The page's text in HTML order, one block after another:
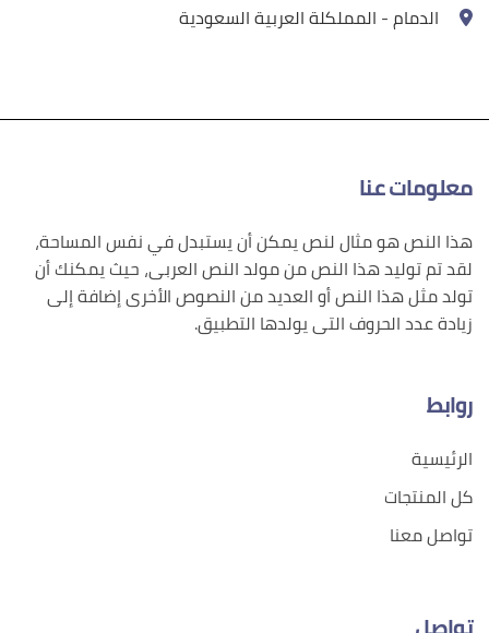
الدمام - المملكلة العربية السعودية
معلومات عنا
هذا النص هو مثال لنص يمكن أن يستبدل في نفس المساحة،
لقد تم توليد هذا النص من مولد النص العربى، حيث يمكنك أن
تولد مثل هذا النص أو العديد من النصوص الأخرى إضافة إلى
زيادة عدد الحروف التى يولدها التطبيق.
روابط
الرئيسية
كل المنتجات
تواصل معنا